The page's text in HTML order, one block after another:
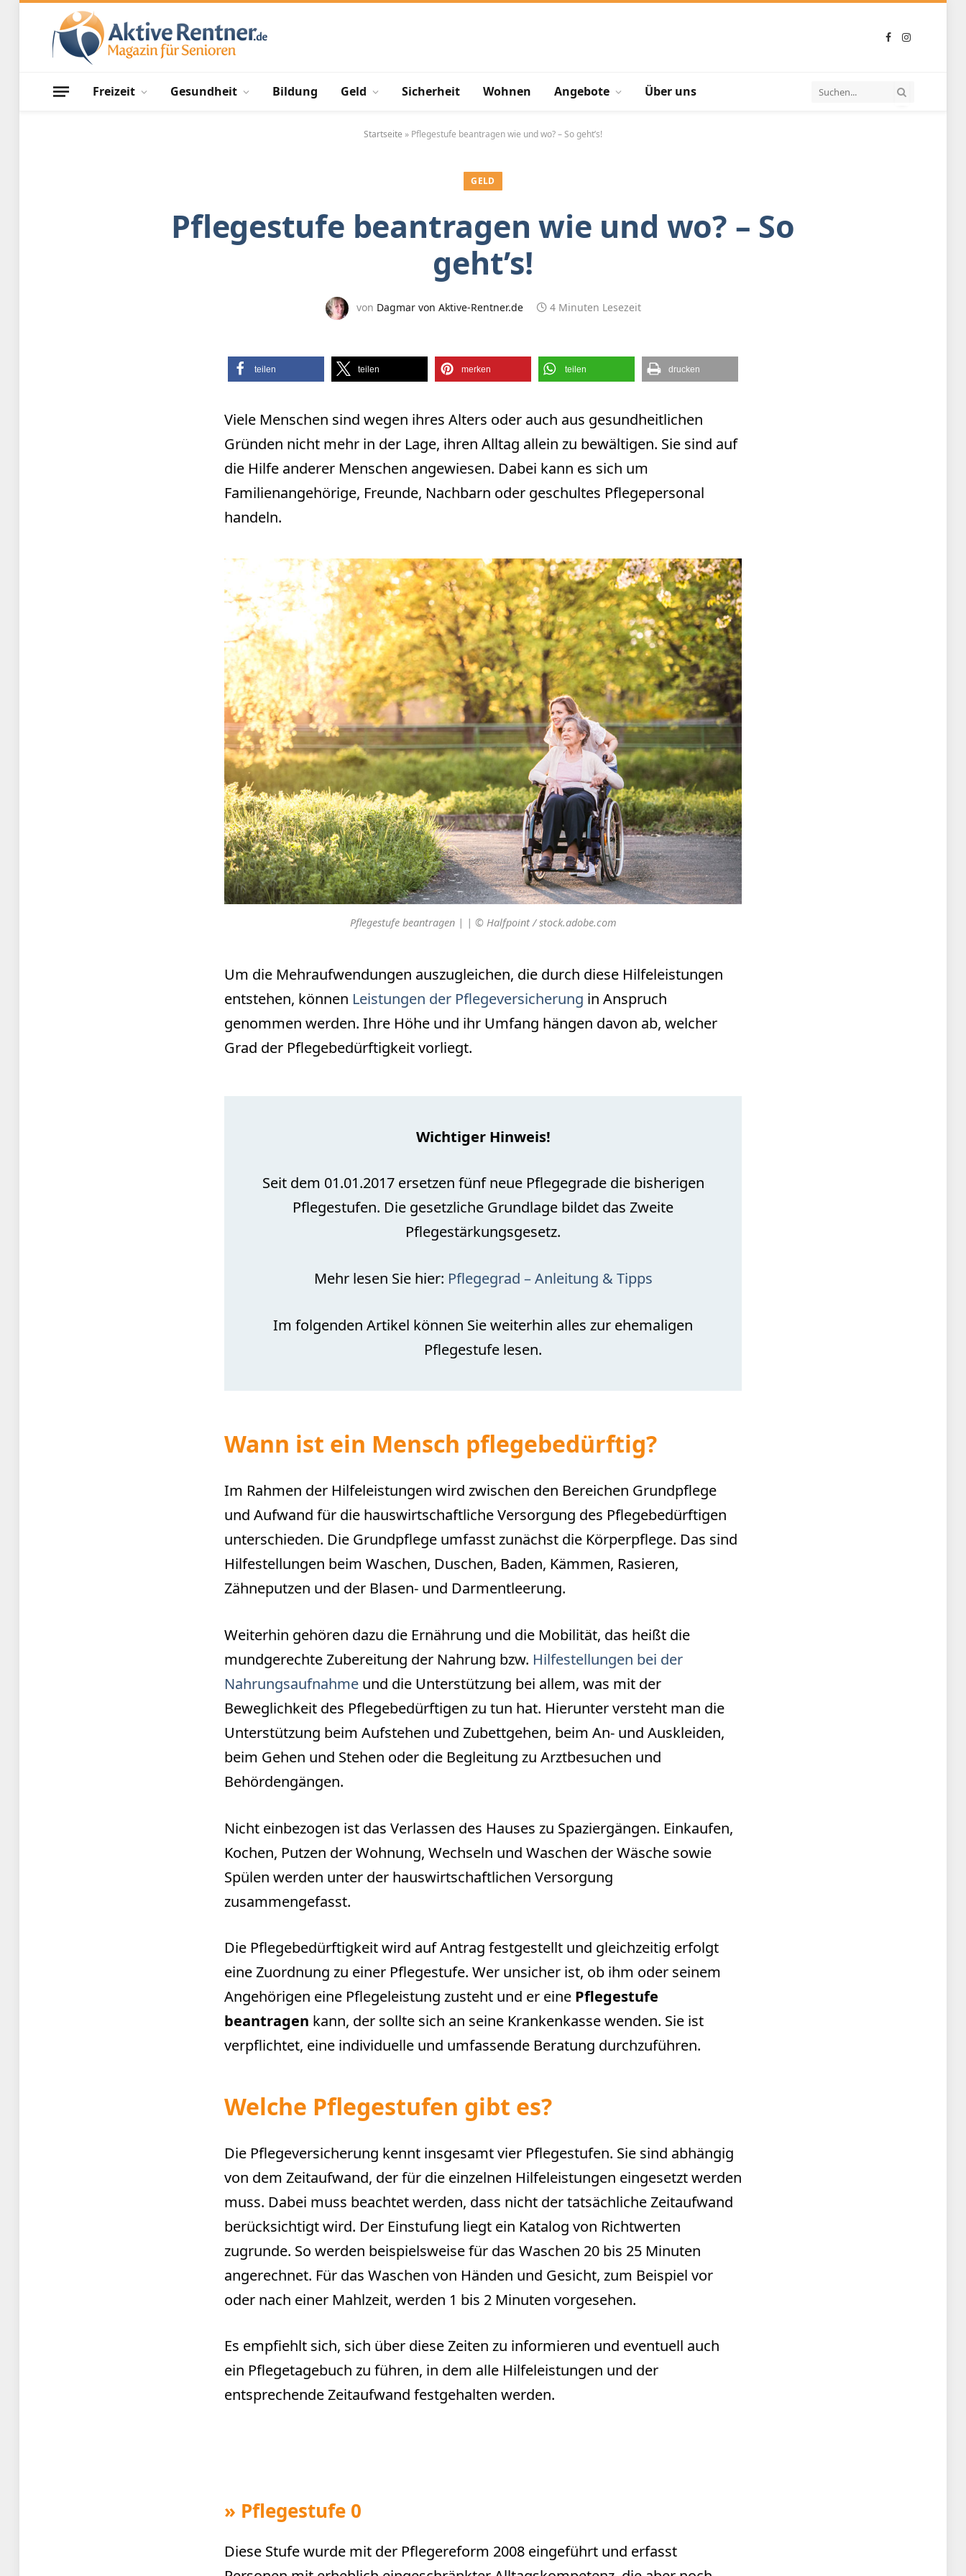
FacebookInstagram
Freizeit Gesundheit Bildung Geld Sicherheit Wohnen Angebote Über uns
Startseite » Pflegestufe beantragen wie und wo? – So geht’s!
GELD
Pflegestufe beantragen wie und wo? – So
geht’s!
von Dagmar von Aktive-Rentner.de 4 Minuten Lesezeit
teilen teilen merken teilen drucken
Viele Menschen sind wegen ihres Alters oder auch aus gesundheitlichen
Gründen nicht mehr in der Lage, ihren Alltag allein zu bewältigen. Sie sind auf
die Hilfe anderer Menschen angewiesen. Dabei kann es sich um
Familienangehörige, Freunde, Nachbarn oder geschultes Pflegepersonal
handeln.
Pflegestufe beantragen | | © Halfpoint / stock.adobe.com
Um die Mehraufwendungen auszugleichen, die durch diese Hilfeleistungen
entstehen, können Leistungen der Pflegeversicherung in Anspruch
genommen werden. Ihre Höhe und ihr Umfang hängen davon ab, welcher
Grad der Pflegebedürftigkeit vorliegt.
Wichtiger Hinweis!
Seit dem 01.01.2017 ersetzen fünf neue Pflegegrade die bisherigen
Pflegestufen. Die gesetzliche Grundlage bildet das Zweite
Pflegestärkungsgesetz.
Mehr lesen Sie hier: Pflegegrad – Anleitung & Tipps
Im folgenden Artikel können Sie weiterhin alles zur ehemaligen
Pflegestufe lesen.
Wann ist ein Mensch pflegebedürftig?
Im Rahmen der Hilfeleistungen wird zwischen den Bereichen Grundpflege
und Aufwand für die hauswirtschaftliche Versorgung des Pflegebedürftigen
unterschieden. Die Grundpflege umfasst zunächst die Körperpflege. Das sind
Hilfestellungen beim Waschen, Duschen, Baden, Kämmen, Rasieren,
Zähneputzen und der Blasen- und Darmentleerung.
Weiterhin gehören dazu die Ernährung und die Mobilität, das heißt die
mundgerechte Zubereitung der Nahrung bzw. Hilfestellungen bei der
Nahrungsaufnahme und die Unterstützung bei allem, was mit der
Beweglichkeit des Pflegebedürftigen zu tun hat. Hierunter versteht man die
Unterstützung beim Aufstehen und Zubettgehen, beim An- und Auskleiden,
beim Gehen und Stehen oder die Begleitung zu Arztbesuchen und
Behördengängen.
Nicht einbezogen ist das Verlassen des Hauses zu Spaziergängen. Einkaufen,
Kochen, Putzen der Wohnung, Wechseln und Waschen der Wäsche sowie
Spülen werden unter der hauswirtschaftlichen Versorgung
zusammengefasst.
Die Pflegebedürftigkeit wird auf Antrag festgestellt und gleichzeitig erfolgt
eine Zuordnung zu einer Pflegestufe. Wer unsicher ist, ob ihm oder seinem
Angehörigen eine Pflegeleistung zusteht und er eine Pflegestufe
beantragen kann, der sollte sich an seine Krankenkasse wenden. Sie ist
verpflichtet, eine individuelle und umfassende Beratung durchzuführen.
Welche Pflegestufen gibt es?
Die Pflegeversicherung kennt insgesamt vier Pflegestufen. Sie sind abhängig
von dem Zeitaufwand, der für die einzelnen Hilfeleistungen eingesetzt werden
muss. Dabei muss beachtet werden, dass nicht der tatsächliche Zeitaufwand
berücksichtigt wird. Der Einstufung liegt ein Katalog von Richtwerten
zugrunde. So werden beispielsweise für das Waschen 20 bis 25 Minuten
angerechnet. Für das Waschen von Händen und Gesicht, zum Beispiel vor
oder nach einer Mahlzeit, werden 1 bis 2 Minuten vorgesehen.
Es empfiehlt sich, sich über diese Zeiten zu informieren und eventuell auch
ein Pflegetagebuch zu führen, in dem alle Hilfeleistungen und der
entsprechende Zeitaufwand festgehalten werden.
» Pflegestufe 0
Diese Stufe wurde mit der Pflegereform 2008 eingeführt und erfasst